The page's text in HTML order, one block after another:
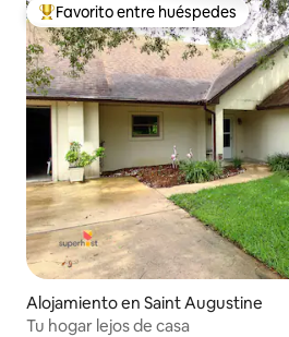
Favorito entre huéspedes preferido
Favorito entre huéspedes
Alojamiento en Saint Augustine
Tu hogar lejos de casa